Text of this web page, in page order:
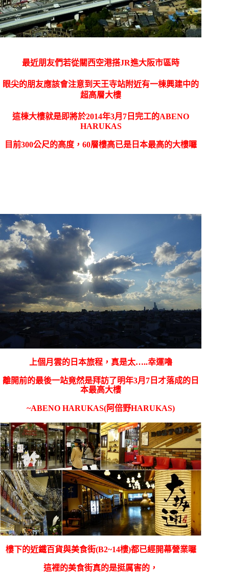
最近朋友們若從關西空港搭JR進大阪市區時
眼尖的朋友應該會注意到天王寺站附近有一棟興建中的
超高層大樓
這棟大樓就是即將於2014年3月7日完工的ABENO
HARUKAS
目前300公尺的高度，60層樓高已是日本最高的大樓囉
上個月雲的日本旅程，真是太…..幸運嚕
離開前的最後一站竟然是拜訪了明年3月7日才落成的日
本最高大樓
~ABENO HARUKAS(阿倍野HARUKAS)
樓下的近鐵百貨與美食街(B2~14樓)都已經開幕營業囉
這裡的美食街真的是挺厲害的，